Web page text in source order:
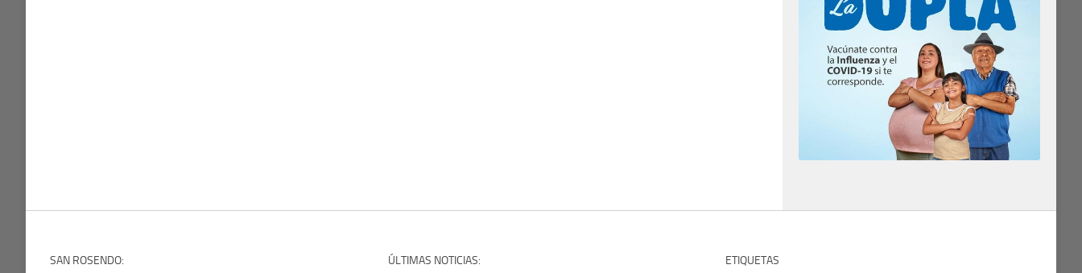
SAN ROSENDO: ÚLTIMAS NOTICIAS: ETIQUETAS